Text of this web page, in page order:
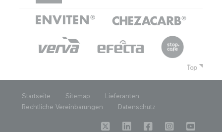
Top
Startseite Sitemap
Lieferanten
Rechtliche Vereinbarungen
Datenschutz